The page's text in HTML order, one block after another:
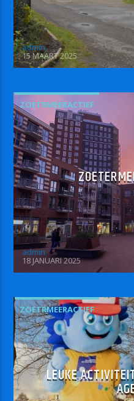
admin
15 MAART 2025
ZOETRMEERACTIEF
admin
18 JANUARI 2025
ZOETRMEERACTIEF
LEUKE